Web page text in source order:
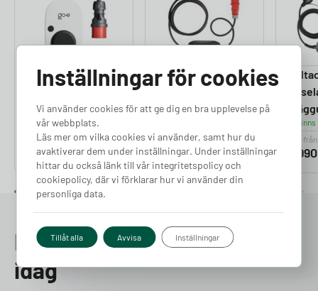
go-e Gemini Flex
Finns i lager
Pris från
5 847kr
Deltaco
(CEE)
Pris från
5 450 kr
Pris från
2
Prata med en expert redan
idag
Inställningar för cookies
Vi använder cookies för att ge dig en bra upplevelse på
vår webbplats.
Läs mer om vilka cookies vi använder, samt hur du
avaktiverar dem under inställningar. Under inställningar
hittar du också länk till vår integritetspolicy och
cookiepolicy, där vi förklarar hur vi använder din
personliga data.
Tillåt alla Avvisa Inställningar